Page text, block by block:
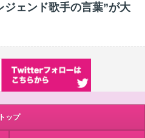
ジェンド歌手の言葉”が大
トップ